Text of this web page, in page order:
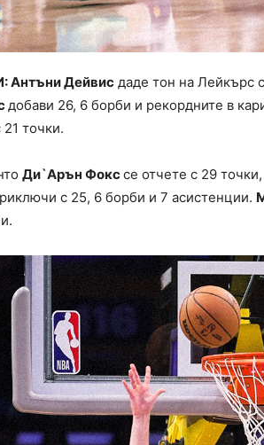
Антъни Дейвис даде тон на Лейкърс
добави 26, 6 борби и рекордните в
21 точки.
Ди`Арън Фокссе отчете с 29
с 25, 6 борби и 7 асистенции.